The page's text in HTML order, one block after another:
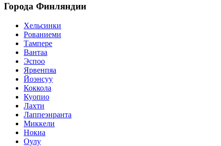
Города Финляндии
Хельсинки
Рованиеми
Тампере
Вантаа
Эспоо
Ярвенпяа
Йоэнсуу
Коккола
Куопио
Лахти
Лаппеэнранта
Миккели
Нокиа
Оулу